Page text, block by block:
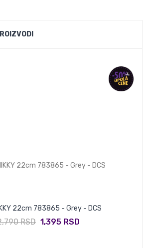
22cm 783865 - Grey - DCS
RSD 1,395 RSD